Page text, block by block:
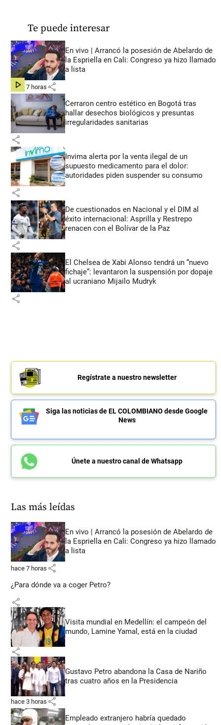
Te puede interesar
En vivo | Arrancó la posesión de Abelardo de
la Espriella en Cali: Congreso ya hizo llamado
a lista
hace 7 horas share
Cerraron centro estético en Bogotá tras
hallar desechos biológicos y presuntas
irregularidades sanitarias
share
Invima alerta por la venta ilegal de un
supuesto medicamento para el dolor:
autoridades piden suspender su consumo
share
De cuestionados en Nacional y el DIM al
éxito internacional: Asprilla y Restrepo
renacen con el Bolívar de la Paz
share
El Chelsea de Xabi Alonso tendrá un “nuevo
fichaje”: levantaron la suspensión por dopaje
al ucraniano Mijailo Mudryk
share
Regístrate a nuestro newsletter
Siga las noticias de EL COLOMBIANO desde Google
News
Únete a nuestro canal de Whatsapp
Las más leídas
En vivo | Arrancó la posesión de Abelardo de
la Espriella en Cali: Congreso ya hizo llamado
a lista
hace 7 horas share
¿Para dónde va a coger Petro?
share
Visita mundial en Medellín: el campeón del
mundo, Lamine Yamal, está en la ciudad
share
Gustavo Petro abandona la Casa de Nariño
tras cuatro años en la Presidencia
hace 3 horas share
Empleado extranjero habría quedado